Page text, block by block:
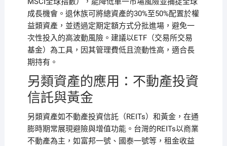
成長機會。退休族可將總資產的30%至50%配置於權
益類資產，並透過定期定額方式分批進場，避免一
次性投入的高波動風險。建議以ETF（交易所交易
基金）為工具，因其管理費低且流動性高，適合長
期持有。
另類資產的應用：不動產投資
信託與黃金
另類資產如不動產投資信託（REITs）和黃金，在通
膨時期常展現避險與增值功能。台灣的REITs以商業
不動產為主，如富邦一號、國泰一號等，租金收益